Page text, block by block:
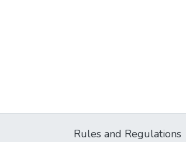
Rules and Regulations